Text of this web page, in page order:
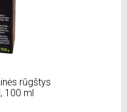
rūgštys
100 ml